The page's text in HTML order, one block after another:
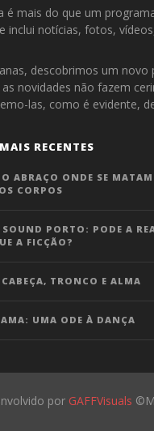
é mais do que um
inclui notícias, fotos,
descobrimos um novo
novidades não fazem
las, como é evidente,
RECENTES
ABRAÇO ONDE SE MATAM
CORPOS
SOUND PORTO: PODE A
A FICÇÃO?
TRONCO E ALMA
UMA ODE À DANÇA
por GAFFVisuals